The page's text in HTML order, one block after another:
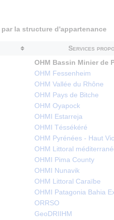
la structure d'appartenance
Services
OHM Bassin Minier de
OHM Fessenheim
OHM Vallée du Rhône
OHM Pays de Bitche
OHM Oyapock
OHMI Estarreja
OHMI Téssékéré
OHM Pyrénées - Haut
OHM Littoral
OHMI Pima County
OHMI Nunavik
OHM Littoral Caraïbe
OHMI Patagonia Bahia
ORRSO
GeoDRIIHM